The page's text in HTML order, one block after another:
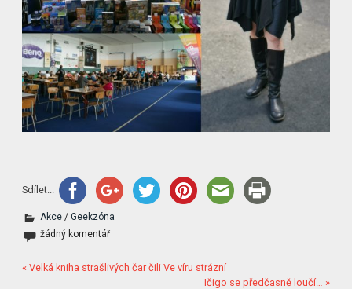
Sdílet...
Akce /Geekzóna
žádný komentář
« Velká kniha strašlivých čar čili Ve víru strázní
Ičigo se předčasně loučí… »